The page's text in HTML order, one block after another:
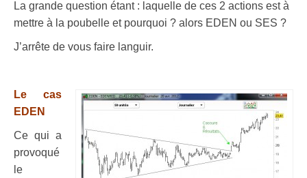
La grande question étant : laquelle de ces 2 actions est à
mettre à la poubelle et pourquoi ? alors EDEN ou SES ?
J’arrête de vous faire languir.
Le cas
EDEN
Ce qui a
provoqué
le